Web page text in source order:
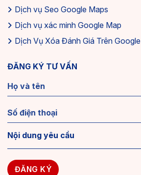
Dịch vụ Seo Google Maps
Dịch vụ xác minh Google Map
Dịch Vụ Xóa Đánh Giá Trên Google
ĐĂNG KÝ TƯ VẤN